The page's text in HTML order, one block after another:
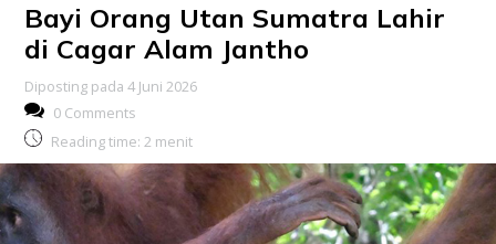
Bayi Orang Utan Sumatra Lahir
di Cagar Alam Jantho
Diposting pada 4 Juni 2026
0 Comments
Reading time: 2 menit